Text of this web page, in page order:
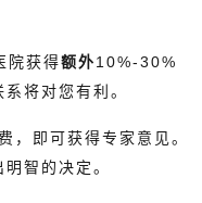
院获得额外10%-30%
将对您有利。
，即可获得专家意见。
智的决定。